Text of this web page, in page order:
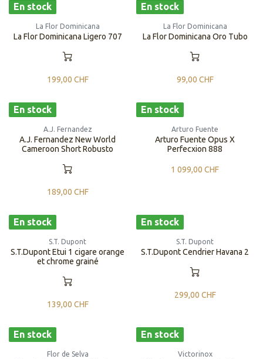
En stock
La Flor Dominicana
La Flor Dominicana Ligero 707
199,00 CHF
En stock
La Flor Dominicana
La Flor Dominicana Oro Tubo
99,00 CHF
En stock
A.J. Fernandez
A.J. Fernandez New World
Cameroon Short Robusto
189,00 CHF
En stock
Arturo Fuente
Arturo Fuente Opus X
Perfecxion 888
1 099,00 CHF
En stock
S.T. Dupont
S.T.Dupont Etui 1 cigare orange
et chrome grainé
139,00 CHF
En stock
S.T. Dupont
S.T.Dupont Cendrier Havana 2
299,00 CHF
En stock
Flor de Selva
En stock
Victorinox